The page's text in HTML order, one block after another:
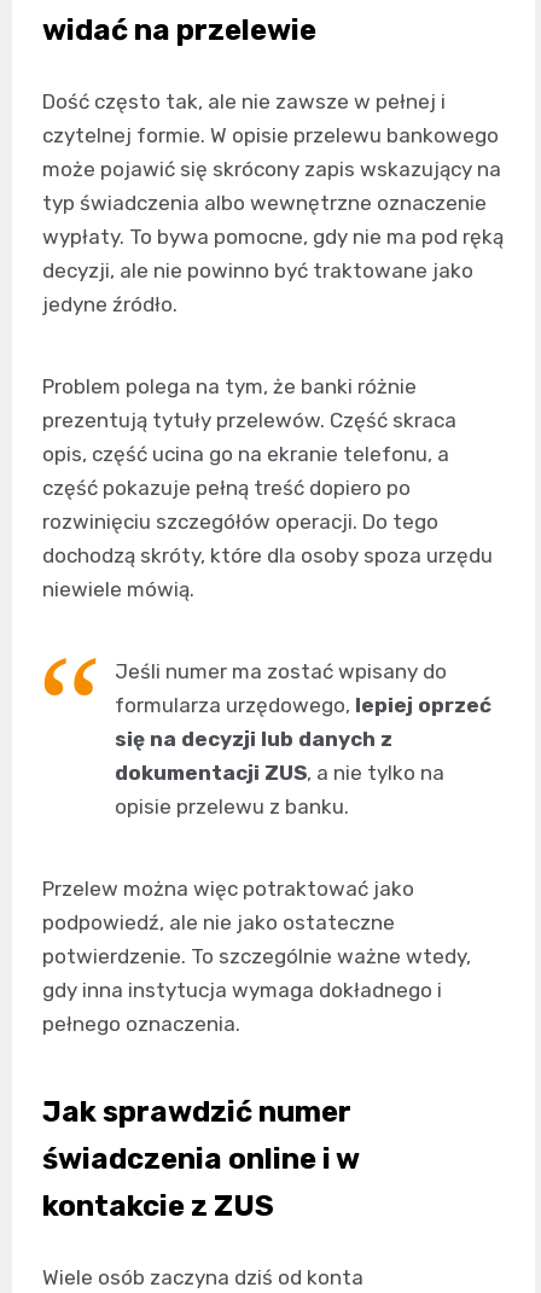
widać na przelewie
Dość często tak, ale nie zawsze w pełnej i
czytelnej formie. W opisie przelewu bankowego
może pojawić się skrócony zapis wskazujący na
typ świadczenia albo wewnętrzne oznaczenie
wypłaty. To bywa pomocne, gdy nie ma pod ręką
decyzji, ale nie powinno być traktowane jako
jedyne źródło.
Problem polega na tym, że banki różnie
prezentują tytuły przelewów. Część skraca
opis, część ucina go na ekranie telefonu, a
część pokazuje pełną treść dopiero po
rozwinięciu szczegółów operacji. Do tego
dochodzą skróty, które dla osoby spoza urzędu
niewiele mówią.
Jeśli numer ma zostać wpisany do
formularza urzędowego, lepiej oprzeć
się na decyzji lub danych z
dokumentacji ZUS, a nie tylko na
opisie przelewu z banku.
Przelew można więc potraktować jako
podpowiedź, ale nie jako ostateczne
potwierdzenie. To szczególnie ważne wtedy,
gdy inna instytucja wymaga dokładnego i
pełnego oznaczenia.
Jak sprawdzić numer
świadczenia online i w
kontakcie z ZUS
Wiele osób zaczyna dziś od konta